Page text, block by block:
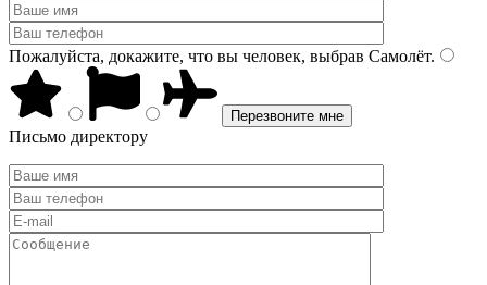
Пожалуйста, докажите, что вы человек, выбрав Самолёт.
Письмо директору